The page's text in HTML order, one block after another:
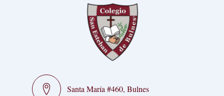
Santa María #460, Bulnes